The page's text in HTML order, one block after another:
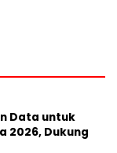
Data untuk
2026, Dukung